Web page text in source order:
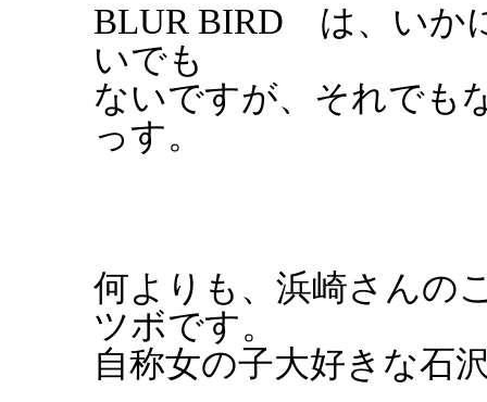
BLUR BIRD は、いか
いでも
ないですが、それでも
っす。
何よりも、浜崎さんの
ツボです。
自称女の子大好きな石